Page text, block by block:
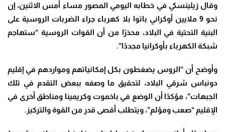
وقال زيلينسكي في خطابه اليومي المصور مساء أمس الاثنين، إن
نحو 9 ملايين أوكراني باتوا بلا كهرباء جراء الضربات الروسية على
البنية التحتية في البلاد، محذرًا من أن القوات الروسية “ستهاجم
شبكة الكهرباء بأوكرانيا مجددًا”.
وأوضح أن “الروس يضغطون بكل إمكانياتهم ومواردهم في إقليم
دونباس شرقي البلاد، لتحقيق ما وصفه ببعض التقدم في تلك
الجبهات”، مؤكدًا أن الوضع في باخموت وكريمينا ومناطق أخرى في
الإقليم “صعب ومؤلم”، ويتطلب أقصى قدر من القوة والتركيز.